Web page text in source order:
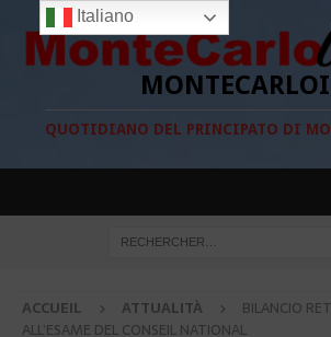
QUOTIDIANO DEL PRINCIPATO DI
ACCUEIL ATTUALITÀ
BILANCIO
ALL’ESAME DEL CONSEIL NATIONAL
Italiano